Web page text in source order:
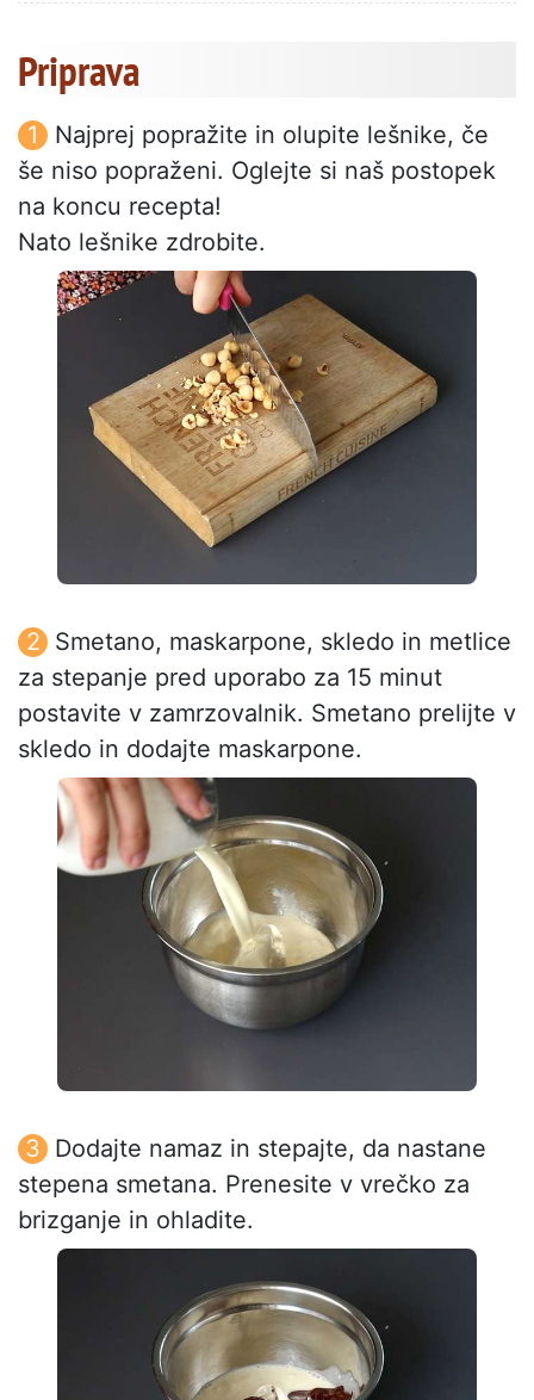
Priprava
Najprej popražite in olupite lešnike, če
še niso popraženi. Oglejte si naš postopek
na koncu recepta!
Nato lešnike zdrobite.
Smetano, maskarpone, skledo in metlice
za stepanje pred uporabo za 15 minut
postavite v zamrzovalnik. Smetano prelijte v
skledo in dodajte maskarpone.
Dodajte namaz in stepajte, da nastane
stepena smetana. Prenesite v vrečko za
brizganje in ohladite.